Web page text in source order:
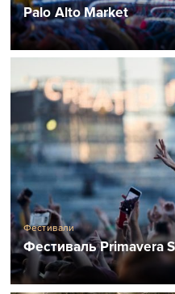
Palo Alto Market
Фестивали
Фестиваль Primavera